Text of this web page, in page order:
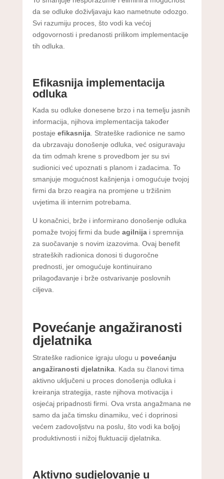
da se odluke doživljavaju kao nametnute odozgo.
Svi razumiju proces, što vodi ka većoj
odgovornosti i predanosti prilikom implementacije
tih odluka.
Efikasnija implementacija
odluka
Kada su odluke donesene brzo i na temelju jasnih
informacija, njihova implementacija također
postaje efikasnija. Strateške radionice ne samo
da ubrzavaju donošenje odluka, već osiguravaju
da tim odmah krene s provedbom jer su svi
sudionici već upoznati s planom i zadacima. To
smanjuje mogućnost kašnjenja i omogućuje tvojoj
firmi da brzo reagira na promjene u tržišnim
uvjetima ili internim potrebama.
U konačnici, brže i informirano donošenje odluka
pomaže tvojoj firmi da bude agilnijai spremnija
za suočavanje s novim izazovima. Ovaj benefit
strateških radionica donosi ti dugoročne
prednosti, jer omogućuje kontinuirano
prilagođavanje i brže ostvarivanje poslovnih
ciljeva.
Povećanje angažiranosti
djelatnika
Strateške radionice igraju ulogu u povećanju
angažiranosti djelatnika. Kada su članovi tima
aktivno uključeni u proces donošenja odluka i
kreiranja strategija, raste njihova motivacija i
osjećaj pripadnosti firmi. Ova vrsta angažmana ne
samo da jača timsku dinamiku, već i doprinosi
većem zadovoljstvu na poslu, što vodi ka boljoj
produktivnosti i nižoj fluktuaciji djelatnika.
Aktivno sudjelovanje u